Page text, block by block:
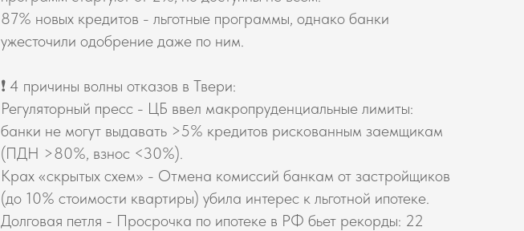
87% новых кредитов - льготные программы, однако банки
ужесточили одобрение даже по ним.
❗ 4 причины волны отказов в Твери:
Регуляторный пресс - ЦБ ввел макропруденциальные лимиты:
банки не могут выдавать >5% кредитов рискованным заемщикам
(ПДН >80%, взнос <30%).
Крах «скрытых схем» - Отмена комиссий банкам от застройщиков
(до 10% стоимости квартиры) убила интерес к льготной ипотеке.
Долговая петля - Просрочка по ипотеке в РФ бьет рекорды: 22